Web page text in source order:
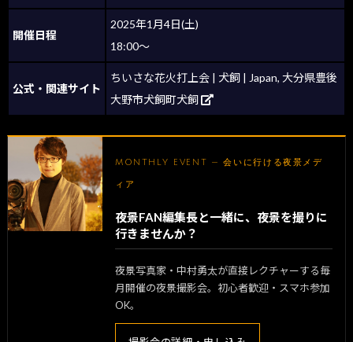
開催日程
2025年1月4日(土)
18:00～
公式・関連サイト
ちいさな花火打上会 | 犬飼 | Japan, 大分県豊後
大野市犬飼町犬飼
MONTHLY EVENT — 会いに行ける夜景メデ
ィア
夜景FAN編集長と一緒に、夜景を撮りに
行きませんか？
夜景写真家・中村勇太が直接レクチャーする毎
月開催の夜景撮影会。初心者歓迎・スマホ参加
OK。